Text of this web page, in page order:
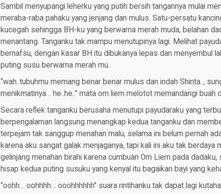
Sambil menyupangi leherku yang putih bersih tangannya mulai
meraba-raba pahaku yang jenjang dan mulus. Satu-persatu
kucegah sehingga BH-ku yang berwarna merah muda, belahan
menantang. Tanganku tak mampu menutupinya lagi. Melihat
bernafsu, dengan kasar BH itu dibukanya lepas dan menyembul
puting susu berwarna merah mu.
“wah..tubuhmu memang benar benar mulus dan indah Shinta..,
menikmatinya… he..he..” mata om liem melotot memandangi buah
Secara reflek tanganku berusaha menutupi payudaraku yang
berpengalaman langsung menangkap kedua tanganku dan
terpejam tak sanggup menahan malu, selama ini belum pernah
karena aku sangat galak menjaganya, tapi kali ini aku tak berdaya
gelinjang menahan birahi karena cumbuan Om Liem pada
hisap kedua puting susuku yang kenyal itu bagaikan bayi yang
“oohh… oohhhh… ooohhhhhh” suara rintihanku tak dapat lagi